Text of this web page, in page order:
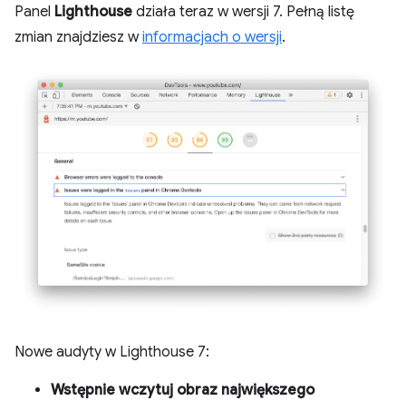
Panel Lighthouse działa teraz w wersji 7. Pełną listę
zmian znajdziesz winformacjach o wersji.
Nowe audyty w Lighthouse 7:
Wstępnie wczytuj obraz największego